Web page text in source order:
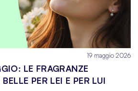
19 maggio 2026
LE FRAGRANZE
PER LEI E PER LUI